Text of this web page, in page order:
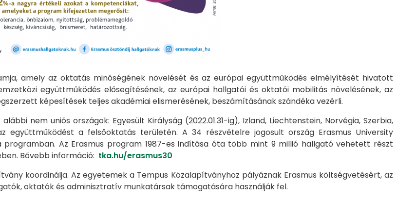
amely az oktatás minőségének növelését és az európai együttműködés elmélyítését hivatott
együttműködés elősegítésének, az európai hallgatói és oktatói mobilitás növelésének, az
képesítések teljes akadémiai elismerésének, beszámításának szándéka vezérli.
nem uniós országok: Egyesült Királyság (2022.01.31-ig), Izland, Liechtenstein, Norvégia, Szerbia,
együttműködést a felsőoktatás területén. A 34 részvételre jogosult ország Erasmus University
Az Erasmus program 1987-es indítása óta több mint 9 millió hallgató vehetett részt
Bővebb információ: tka.hu/erasmus30
koordinálja. Az egyetemek a Tempus Közalapítványhoz pályáznak Erasmus költségvetésért, az
oktatók és adminisztratív munkatársak támogatására használják fel.